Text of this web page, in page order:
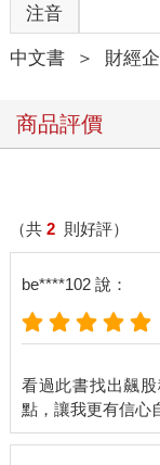
（2）晶彩科 3535
2024/5/7 選出比較
突破上緣走漲，經歷
2024/5/15 選出三角
隔天開盤直接跳空
2024/5/29 選出三角
段，角度越來越小
理，就出長紅噴出
當然，三角收斂突
（6207）、弘憶股
由本章幾張線圖，
注音
中文書 ＞ 財經
商品評價
（共 2 則好評）
be****102 說：
看過此書找出飆